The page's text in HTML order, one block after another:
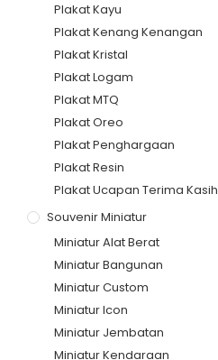
Plakat Kayu
Plakat Kenang Kenangan
Plakat Kristal
Plakat Logam
Plakat MTQ
Plakat Oreo
Plakat Penghargaan
Plakat Resin
Plakat Ucapan Terima Kasih
Souvenir Miniatur
Miniatur Alat Berat
Miniatur Bangunan
Miniatur Custom
Miniatur Icon
Miniatur Jembatan
Miniatur Kendaraan